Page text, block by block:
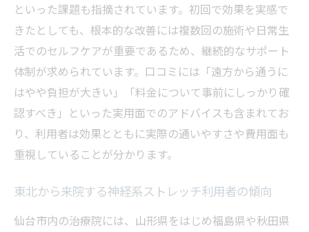
といった課題も指摘されています。初回で効果を実感で
きたとしても、根本的な改善には複数回の施術や日常生
活でのセルフケアが重要であるため、継続的なサポート
体制が求められています。口コミには「遠方から通うに
はやや負担が大きい」「料金について事前にしっかり確
認すべき」といった実用面でのアドバイスも含まれてお
り、利用者は効果とともに実際の通いやすさや費用面も
重視していることが分かります。
東北から来院する神経系ストレッチ利用者の傾向
仙台市内の治療院には、山形県をはじめ福島県や秋田県